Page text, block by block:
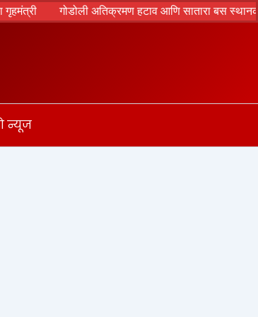
गोडोली अतिक्रमण हटाव आणि सातारा बस स्थानक
न्यूज